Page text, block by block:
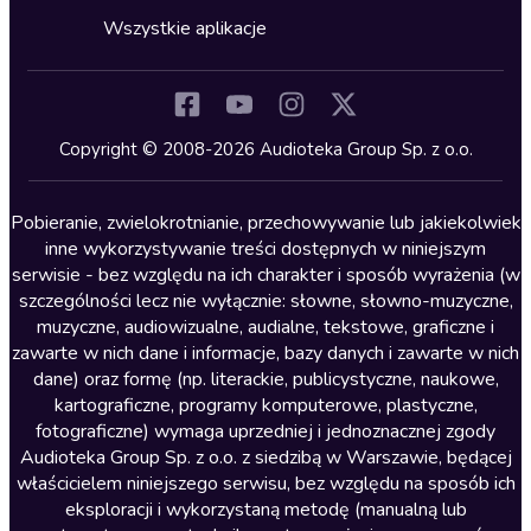
Kryminały
Lektury szkolne
Literatura anglojęzyczna
Literatura faktu
Literatura obyczajowa
Literatura piękna obca
Literatura piękna polska
Nagrania relaksacyjne
Nauka języków
Nauki humanistyczne
Wszystkie aplikacje
Copyright © 2008-2026 Audioteka Group Sp. z o.o.
Pobieranie, zwielokrotnianie, przechowywanie lub jakiekolwiek
inne wykorzystywanie treści dostępnych w niniejszym
serwisie - bez względu na ich charakter i sposób wyrażenia (w
szczególności lecz nie wyłącznie: słowne, słowno-muzyczne,
muzyczne, audiowizualne, audialne, tekstowe, graficzne i
zawarte w nich dane i informacje, bazy danych i zawarte w nich
dane) oraz formę (np. literackie, publicystyczne, naukowe,
kartograficzne, programy komputerowe, plastyczne,
fotograficzne) wymaga uprzedniej i jednoznacznej zgody
Audioteka Group Sp. z o.o. z siedzibą w Warszawie, będącej
właścicielem niniejszego serwisu, bez względu na sposób ich
eksploracji i wykorzystaną metodę (manualną lub